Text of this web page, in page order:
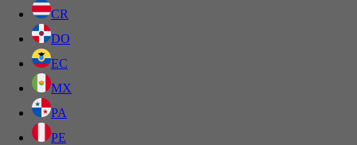
CR
DO
EC
MX
PA
PE